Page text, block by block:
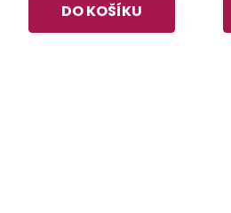
DO KOŠÍKU